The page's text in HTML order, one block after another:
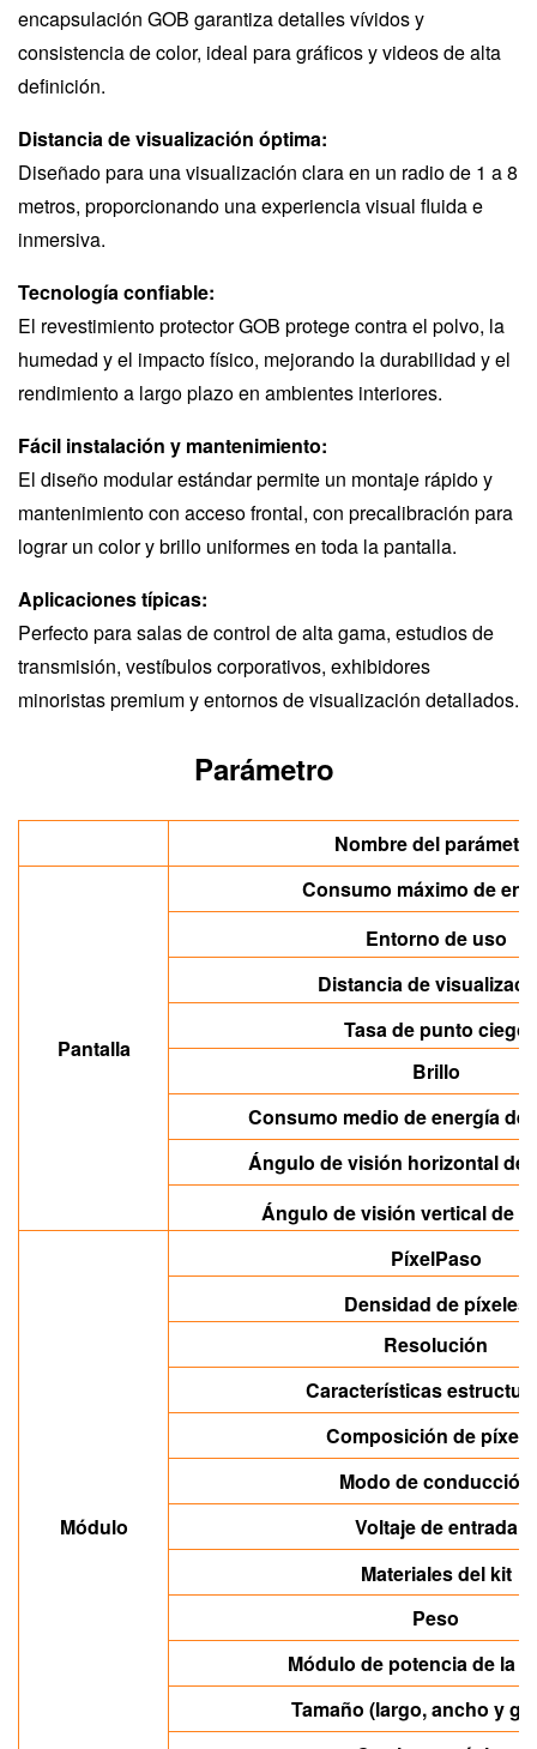
encapsulación GOB garantiza detalles vívidos y
consistencia de color, ideal para gráficos y videos de alta
definición.
Distancia de visualización óptima:
Diseñado para una visualización clara en un radio de 1 a 8
metros, proporcionando una experiencia visual fluida e
inmersiva.
Tecnología confiable:
El revestimiento protector GOB protege contra el polvo, la
humedad y el impacto físico, mejorando la durabilidad y el
rendimiento a largo plazo en ambientes interiores.
Fácil instalación y mantenimiento:
El diseño modular estándar permite un montaje rápido y
mantenimiento con acceso frontal, con precalibración para
lograr un color y brillo uniformes en toda la pantalla.
Aplicaciones típicas:
Perfecto para salas de control de alta gama, estudios de
transmisión, vestíbulos corporativos, exhibidores
minoristas premium y entornos de visualización detallados.
Parámetro
Nombre del parámetro
Pantalla
Consumo máximo de
Entorno de uso
Distancia de
Tasa de punto ciego
Brillo
Consumo medio de energía de
Ángulo de visión horizontal de
Ángulo de visión vertical de
Módulo
PíxelPaso
Densidad de píxeles
Resolución
Características
Composición de
Modo de conducción
Voltaje de entrada
Materiales del kit
Peso
Módulo de potencia de la
Tamaño (largo, ancho y